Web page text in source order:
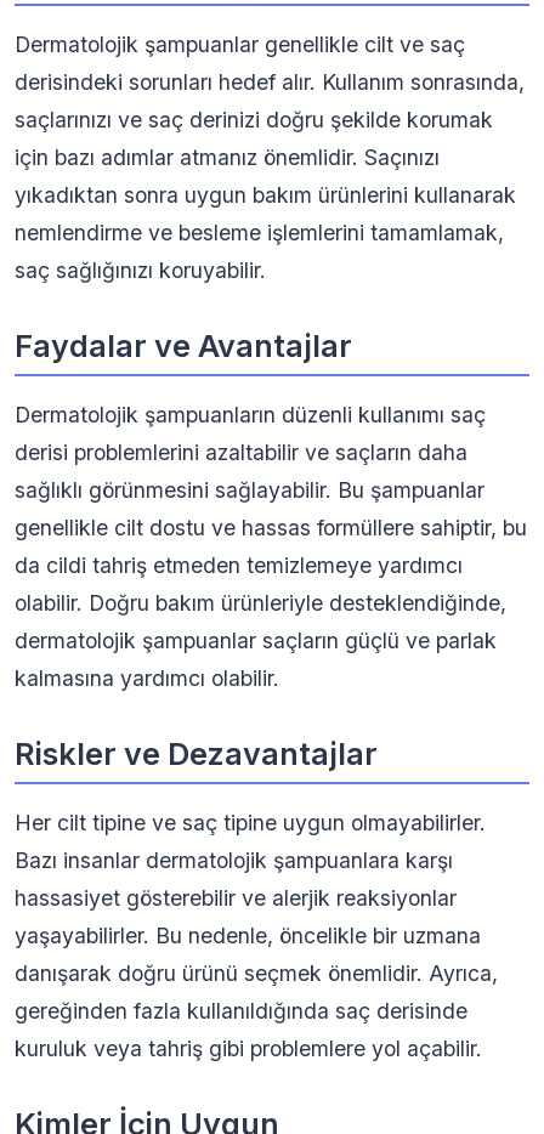
Dermatolojik şampuanlar genellikle cilt ve saç
derisindeki sorunları hedef alır. Kullanım sonrasında,
saçlarınızı ve saç derinizi doğru şekilde korumak
için bazı adımlar atmanız önemlidir. Saçınızı
yıkadıktan sonra uygun bakım ürünlerini kullanarak
nemlendirme ve besleme işlemlerini tamamlamak,
saç sağlığınızı koruyabilir.
Faydalar ve Avantajlar
Dermatolojik şampuanların düzenli kullanımı saç
derisi problemlerini azaltabilir ve saçların daha
sağlıklı görünmesini sağlayabilir. Bu şampuanlar
genellikle cilt dostu ve hassas formüllere sahiptir, bu
da cildi tahriş etmeden temizlemeye yardımcı
olabilir. Doğru bakım ürünleriyle desteklendiğinde,
dermatolojik şampuanlar saçların güçlü ve parlak
kalmasına yardımcı olabilir.
Riskler ve Dezavantajlar
Her cilt tipine ve saç tipine uygun olmayabilirler.
Bazı insanlar dermatolojik şampuanlara karşı
hassasiyet gösterebilir ve alerjik reaksiyonlar
yaşayabilirler. Bu nedenle, öncelikle bir uzmana
danışarak doğru ürünü seçmek önemlidir. Ayrıca,
gereğinden fazla kullanıldığında saç derisinde
kuruluk veya tahriş gibi problemlere yol açabilir.
Kimler İçin Uygun